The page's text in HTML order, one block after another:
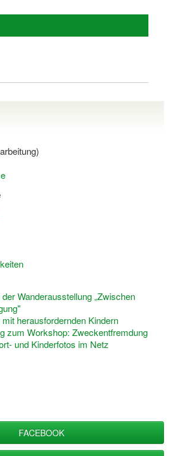
Vereinsmanagement
braucht Bewegung
4.0
KINDER!
Wanderausstellung „Zwischen
herausfordernden Kindern
zum Workshop: Zweckentfremdung
und Kinderfotos im Netz
FACEBOOK